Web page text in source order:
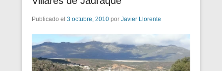
Publicado el 3 octubre, 2010 por Javier Llorente